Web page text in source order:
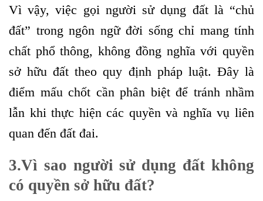
Vì vậy, việc gọi người sử dụng đất là “chủ
đất” trong ngôn ngữ đời sống chỉ mang tính
chất phổ thông, không đồng nghĩa với quyền
sở hữu đất theo quy định pháp luật. Đây là
điểm mấu chốt cần phân biệt để tránh nhầm
lẫn khi thực hiện các quyền và nghĩa vụ liên
quan đến đất đai.
3.Vì sao người sử dụng đất không
có quyền sở hữu đất?